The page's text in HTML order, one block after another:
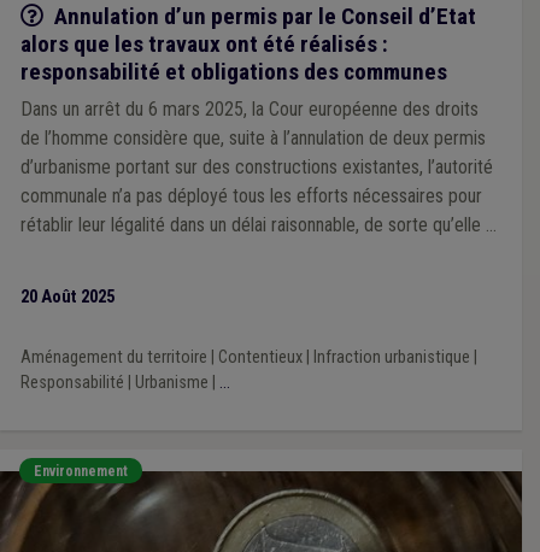
Q/R
Annulation d’un permis par le Conseil d’Etat
alors que les travaux ont été réalisés :
responsabilité et obligations des communes
Dans un arrêt du 6 mars 2025, la Cour européenne des droits
de l’homme considère que, suite à l’annulation de deux permis
d’urbanisme portant sur des constructions existantes, l’autorité
communale n’a pas déployé tous les efforts nécessaires pour
rétablir leur légalité dans un délai raisonnable, de sorte qu’elle a
20 Août 2025
Aménagement du territoire Contentieux| Infraction urbanistique
Responsabilité
Urbanisme ...
Environnement